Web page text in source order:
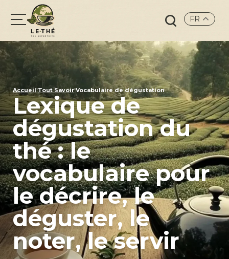
Search
for:
FR
Accueil›Tout Savoir›Vocabulaire de dégustation
Lexique de
dégustation du
thé : le
vocabulaire pour
le décrire, le
déguster, le
noter, le servir